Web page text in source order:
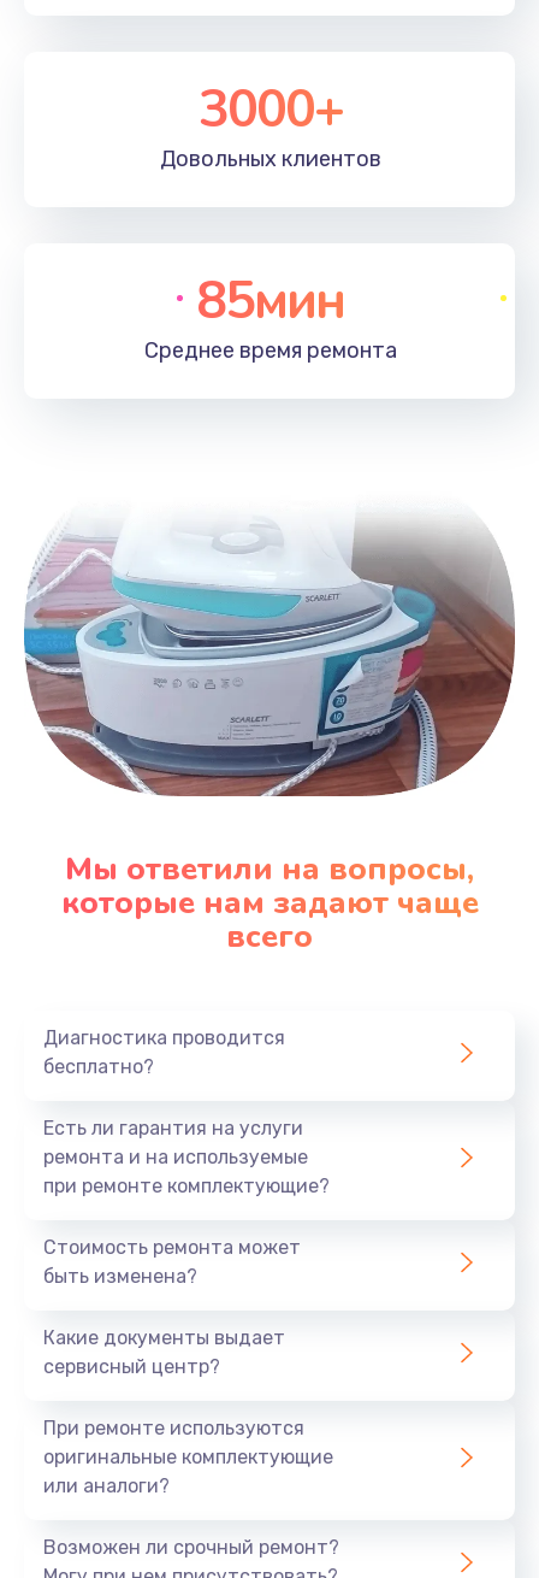
3000+
Довольных клиентов
85мин
Среднее время ремонта
Мы ответили на вопросы,
которые нам задают чаще
всего
Диагностика проводится
бесплатно?
Есть ли гарантия на услуги
ремонта и на используемые
при ремонте комплектующие?
Стоимость ремонта может
быть изменена?
Какие документы выдает
сервисный центр?
При ремонте используются
оригинальные комплектующие
или аналоги?
Возможен ли срочный ремонт?